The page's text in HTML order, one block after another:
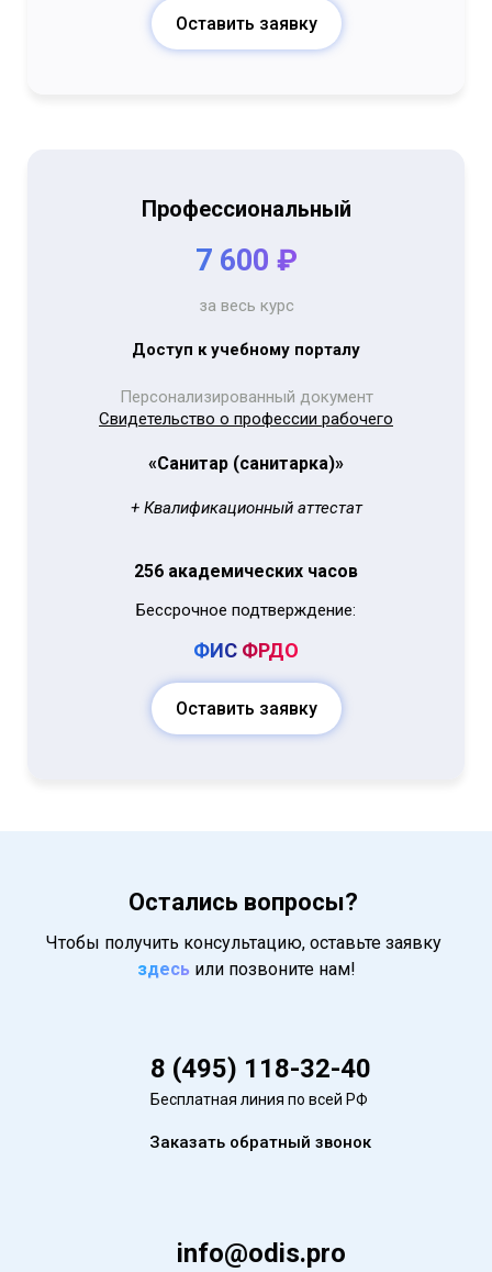
Оставить заявку
Профессиональный
7 600 ₽
за весь курс
Доступ к учебному порталу
Персонализированный документ
Свидетельство о профессии рабочего
«Санитар (санитарка)»
+ Квалификационный аттестат
256 академических часов
Бессрочное подтверждение:
ФИС ФРДО
Оставить заявку
Остались вопросы?
Чтобы получить консультацию, оставьте заявку
здесь или позвоните нам!
8 (495) 118-32-40
Бесплатная линия по всей РФ
Заказать обратный звонок
info@odis.pro